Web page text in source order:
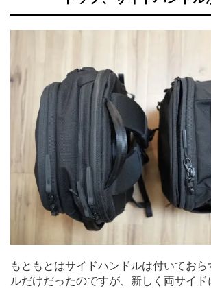
もともとはサイドハンドルは付いてお
ルだけだったのですが、新しく両サイ